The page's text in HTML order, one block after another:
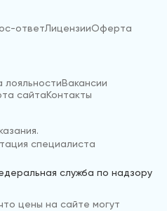
ответЛицензииОферта
лояльностиВакансии
сайтаКонтакты
специалиста
служба по надзору
цены на сайте могут